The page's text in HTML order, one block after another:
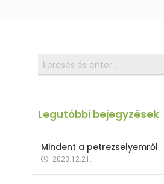
Legutóbbi bejegyzések
Mindent a petrezselyemről
2023.12.21.